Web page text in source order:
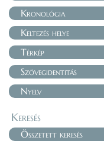
Kronológia
Keltezés helye
Térkép
Szövegidentitás
Nyelv
Keresés
Összetett keresés